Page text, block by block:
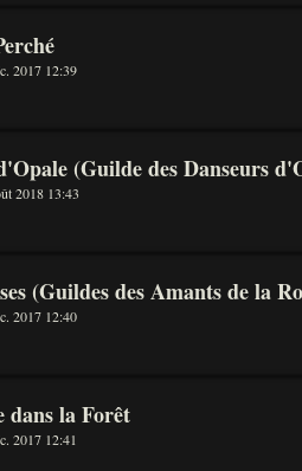
2017 12:39
(Guilde des Danseurs
2018 13:43
(Guildes des Amants de la
2017 12:40
dans la Forêt
2017 12:41